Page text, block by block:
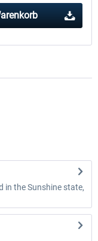
in the Sunshine state,